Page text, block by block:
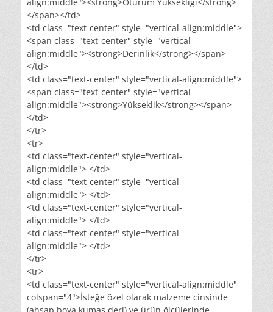
</span></td>
<td class="text-center" style="vertical-align:middle">
<span class="text-center" style="vertical-
align:middle"><strong>Derinlik</strong></span>
</td>
<td class="text-center" style="vertical-align:middle">
<span class="text-center" style="vertical-
align:middle"><strong>Yükseklik</strong></span>
</td>
</tr>
<tr>
<td class="text-center" style="vertical-
align:middle"> </td>
<td class="text-center" style="vertical-
align:middle"> </td>
<td class="text-center" style="vertical-
align:middle"> </td>
<td class="text-center" style="vertical-
align:middle"> </td>
</tr>
<tr>
<td class="text-center" style="vertical-align:middle"
colspan="4">İsteğe özel olarak malzeme cinsinde
(ahşap,boya,kumaş,deri) ve ürün ölçülerinde